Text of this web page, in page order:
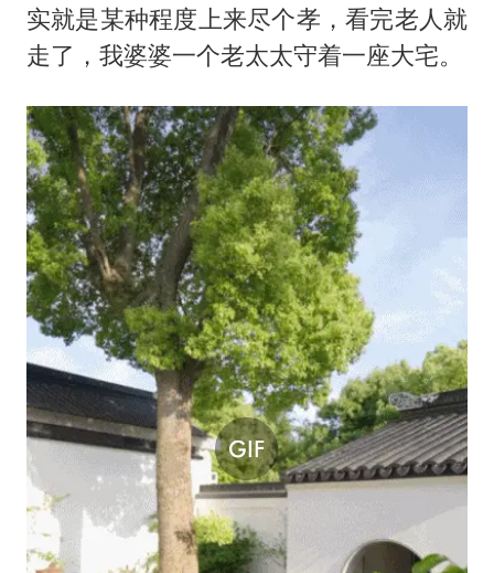
实就是某种程度上来尽个孝，看完老人就
走了，我婆婆一个老太太守着一座大宅。